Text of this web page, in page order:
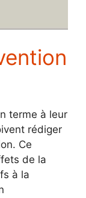
terme à leur
rédiger
Ce
de la
à la